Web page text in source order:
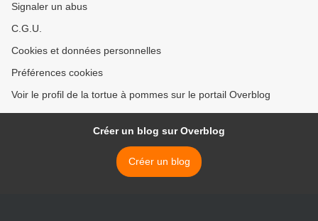
Signaler un abus
C.G.U.
Cookies et données personnelles
Préférences cookies
Voir le profil de la tortue à pommes sur le portail Overblog
Créer un blog sur Overblog
Créer un blog